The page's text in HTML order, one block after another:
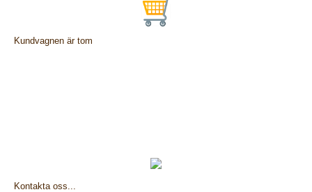
Kundvagnen är tom
Kontakta oss...